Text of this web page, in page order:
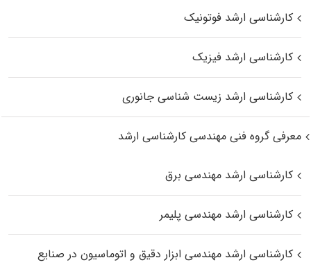
کارشناسی ارشد فوتونیک
کارشناسی ارشد فیزیک
کارشناسی ارشد زیست‌ شناسی جانوری
معرفی گروه فنی مهندسی کارشناسی ارشد
کارشناسی ارشد مهندسی برق
کارشناسی ارشد مهندسی پلیمر
کارشناسی ارشد مهندسی ابزار دقیق و اتوماسیون در صنایع